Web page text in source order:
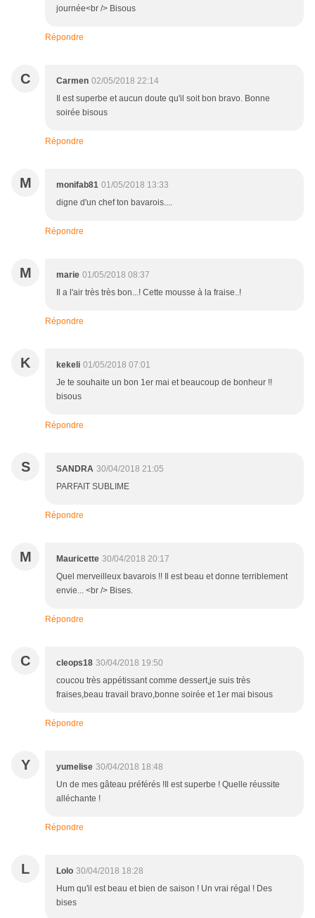
journée<br /> Bisous
Répondre
C Carmen 02/05/2018 22:14
Il est superbe et aucun doute qu'il soit bon bravo. Bonne
soirée bisous
Répondre
M monifab81 01/05/2018 13:33
digne d'un chef ton bavarois....
Répondre
M marie 01/05/2018 08:37
Il a l'air très très bon...! Cette mousse à la fraise..!
Répondre
K kekeli 01/05/2018 07:01
Je te souhaite un bon 1er mai et beaucoup de bonheur !!
bisous
Répondre
S SANDRA 30/04/2018 21:05
PARFAIT SUBLIME
Répondre
M Mauricette 30/04/2018 20:17
Quel merveilleux bavarois !! Il est beau et donne terriblement
envie... <br /> Bises.
Répondre
C cleops18 30/04/2018 19:50
coucou très appétissant comme dessert,je suis très
fraises,beau travail bravo,bonne soirée et 1er mai bisous
Répondre
Y yumelise 30/04/2018 18:48
Un de mes gâteau préférés !Il est superbe ! Quelle réussite
alléchante !
Répondre
L Lolo 30/04/2018 18:28
Hum qu'il est beau et bien de saison ! Un vrai régal ! Des
bises